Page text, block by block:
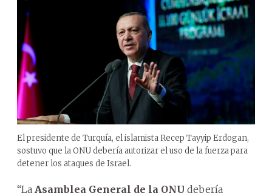
El presidente de Turquía, el islamista Recep Tayyip Erdogan,
sostuvo que la ONU debería autorizar el uso de la fuerza para
detener los ataques de Israel.
“La Asamblea General de la ONU debería